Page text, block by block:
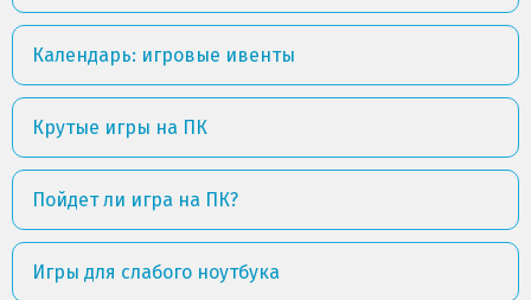
Календарь: игровые ивенты
Крутые игры на ПК
Пойдет ли игра на ПК?
Игры для слабого ноутбука